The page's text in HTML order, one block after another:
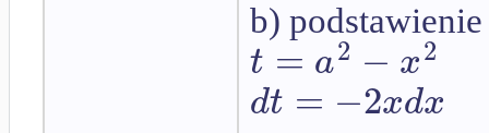
b) podstawienie
t = a2 − x2
dt = −2xdx